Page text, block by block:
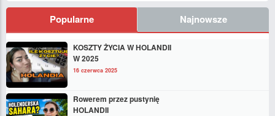
Popularne Najnowsze
KOSZTY ŻYCIA W HOLANDII
W 2025
16 czerwca 2025
Rowerem przez pustynię
HOLANDII